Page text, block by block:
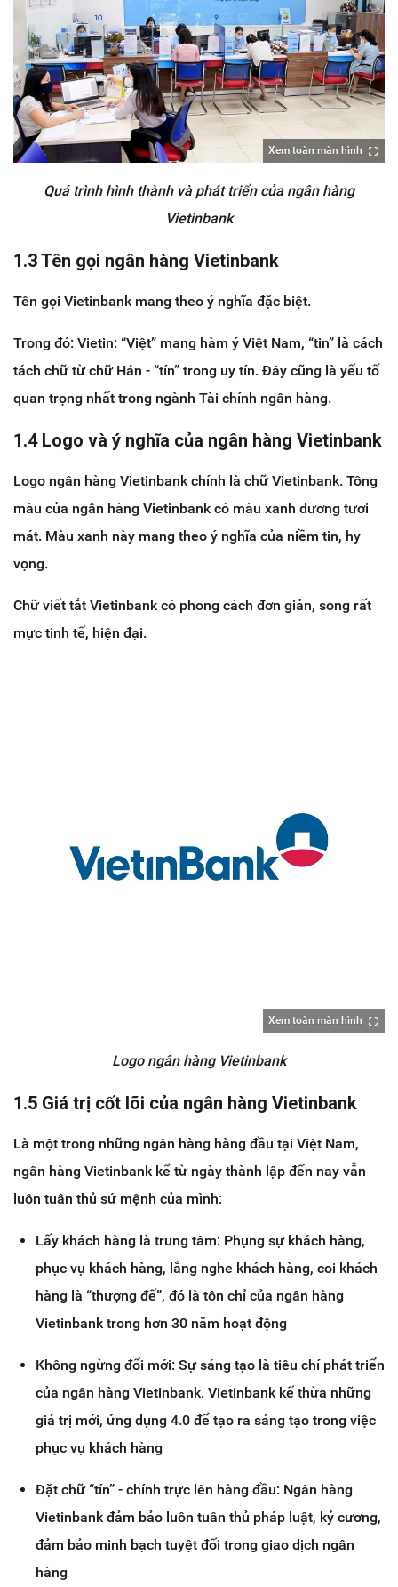
Xem toàn màn hình
Quá trình hình thành và phát triển của ngân hàng
Vietinbank
1.3 Tên gọi ngân hàng Vietinbank
Tên gọi Vietinbank mang theo ý nghĩa đặc biệt.
Trong đó: Vietin: “Việt” mang hàm ý Việt Nam, “tin” là cách
tách chữ từ chữ Hán - “tín” trong uy tín. Đây cũng là yếu tố
quan trọng nhất trong ngành Tài chính ngân hàng.
1.4 Logo và ý nghĩa của ngân hàng Vietinbank
Logo ngân hàng Vietinbank chính là chữ Vietinbank. Tông
màu của ngân hàng Vietinbank có màu xanh dương tươi
mát. Màu xanh này mang theo ý nghĩa của niềm tin, hy
vọng.
Chữ viết tắt Vietinbank có phong cách đơn giản, song rất
mực tinh tế, hiện đại.
Xem toàn màn hình
Logo ngân hàng Vietinbank
1.5 Giá trị cốt lõi của ngân hàng Vietinbank
Là một trong những ngân hàng hàng đầu tại Việt Nam,
ngân hàng Vietinbank kể từ ngày thành lập đến nay vẫn
luôn tuân thủ sứ mệnh của mình:
Lấy khách hàng là trung tâm: Phụng sự khách hàng,
phục vụ khách hàng, lắng nghe khách hàng, coi khách
hàng là “thượng đế”, đó là tôn chỉ của ngân hàng
Vietinbank trong hơn 30 năm hoạt động
Không ngừng đổi mới: Sự sáng tạo là tiêu chí phát triển
của ngân hàng Vietinbank. Vietinbank kế thừa những
giá trị mới, ứng dụng 4.0 để tạo ra sáng tạo trong việc
phục vụ khách hàng
Đặt chữ “tín” - chính trực lên hàng đầu: Ngân hàng
Vietinbank đảm bảo luôn tuân thủ pháp luật, kỷ cương,
đảm bảo minh bạch tuyệt đối trong giao dịch ngân
hàng